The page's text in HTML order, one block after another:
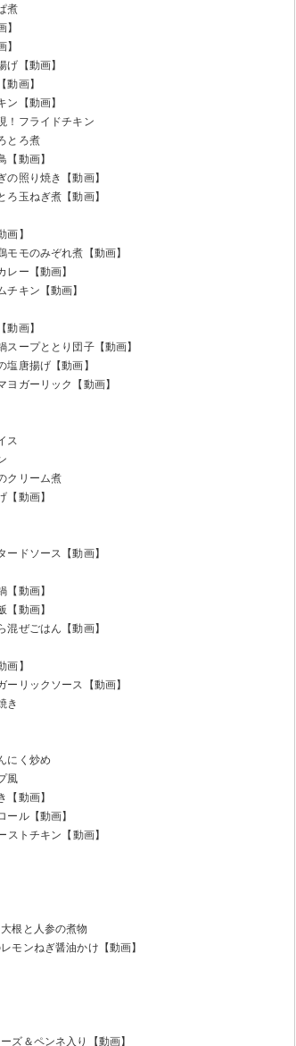
煮
げ【動画】
動画】
ン【動画】
！フライドチキン
とろ煮
【動画】
の照り焼き【動画】
ろ玉ねぎ煮【動画】
】
モのみぞれ煮【動画】
レー【動画】
チキン【動画】
動画】
ープととり団子【動画】
塩唐揚げ【動画】
ヨガーリック【動画】
ス
クリーム煮
【動画】
ードソース【動画】
【動画】
【動画】
混ぜごはん【動画】
】
リックソース【動画】
き
にく炒め
風
【動画】
ール【動画】
ストチキン【動画】
根と人参の煮物
モンねぎ醤油かけ【動画】
ズ＆ペンネ入り【動画】